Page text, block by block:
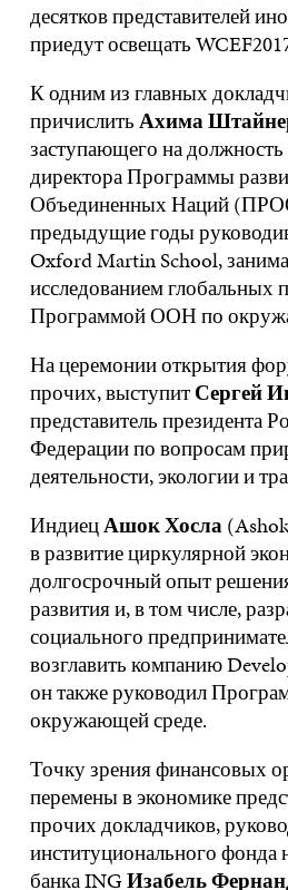
десятков представителей
приедут освещать
К одним из главных
причислитьАхима
заступающего на должность
директора Программы
Объединенных Наций
предыдущие годы
Oxford Martin School,
исследованием глобальных
Программой ООН по
На церемонии открытия
прочих, выступитСергей
представитель президента
Федерации по вопросам
деятельности, экологии и
ИндиецАшок Хосла
в развитие циркулярной
долгосрочный опыт
развития и, в том числе,
социального
возглавить компанию
он также руководил
окружающей среде.
Точку зрения финансовых
перемены в экономике
прочих докладчиков,
институционального фонда
банка INGИзабель